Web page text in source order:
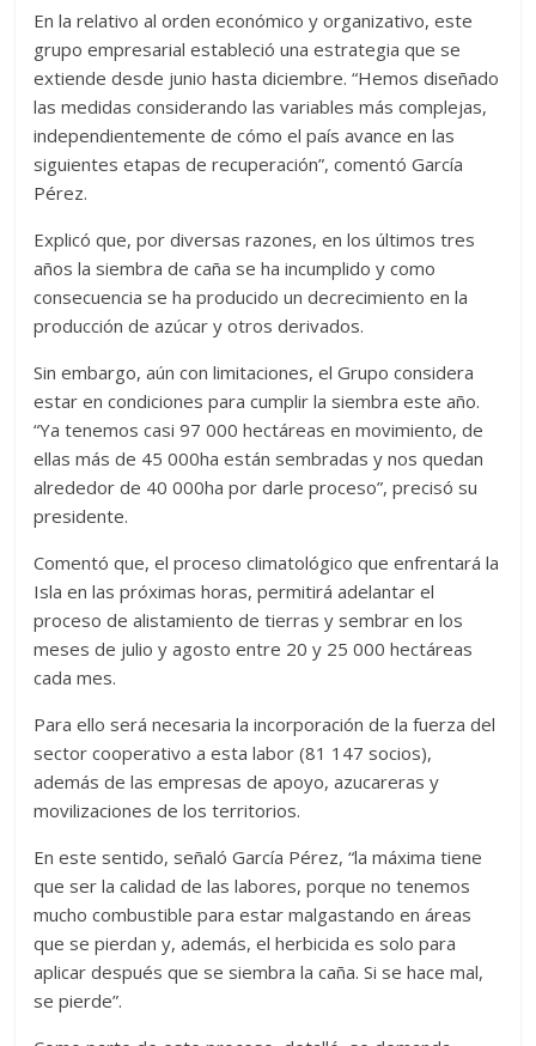
En la relativo al orden económico y organizativo, este
grupo empresarial estableció una estrategia que se
extiende desde junio hasta diciembre. “Hemos diseñado
las medidas considerando las variables más complejas,
independientemente de cómo el país avance en las
siguientes etapas de recuperación”, comentó García
Pérez.
Explicó que, por diversas razones, en los últimos tres
años la siembra de caña se ha incumplido y como
consecuencia se ha producido un decrecimiento en la
producción de azúcar y otros derivados.
Sin embargo, aún con limitaciones, el Grupo considera
estar en condiciones para cumplir la siembra este año.
“Ya tenemos casi 97 000 hectáreas en movimiento, de
ellas más de 45 000ha están sembradas y nos quedan
alrededor de 40 000ha por darle proceso”, precisó su
presidente.
Comentó que, el proceso climatológico que enfrentará la
Isla en las próximas horas, permitirá adelantar el
proceso de alistamiento de tierras y sembrar en los
meses de julio y agosto entre 20 y 25 000 hectáreas
cada mes.
Para ello será necesaria la incorporación de la fuerza del
sector cooperativo a esta labor (81 147 socios),
además de las empresas de apoyo, azucareras y
movilizaciones de los territorios.
En este sentido, señaló García Pérez, “la máxima tiene
que ser la calidad de las labores, porque no tenemos
mucho combustible para estar malgastando en áreas
que se pierdan y, además, el herbicida es solo para
aplicar después que se siembra la caña. Si se hace mal,
se pierde”.